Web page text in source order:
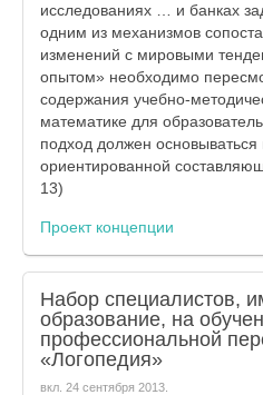
исследованиях … и банках
одним из механизмов
изменений с мировыми
опытом» необходимо
содержания учебно-
математике для
подход должен основываться
ориентированной
13)
Проект концепции
Набор специалистов,
образование, на
профессиональной
«Логопедия»
вкл. 24 сентября 2013